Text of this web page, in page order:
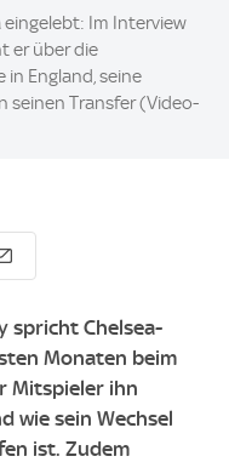
eingelebt: Im Interview
er über die
in England, seine
seinen Transfer (Video-
spricht Chelsea-
Monaten beim
Mitspieler ihn
wie sein Wechsel
ist. Zudem